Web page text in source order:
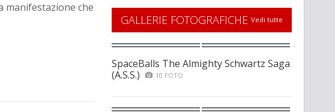
manifestazione che
GALLERIE FOTOGRAFICHE Vedi tutte
SpaceBalls The Almighty Schwartz Saga
(A.S.S.)
10 FOTO